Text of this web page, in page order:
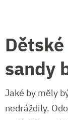
sandy
Jaké by měly
nedráždily.